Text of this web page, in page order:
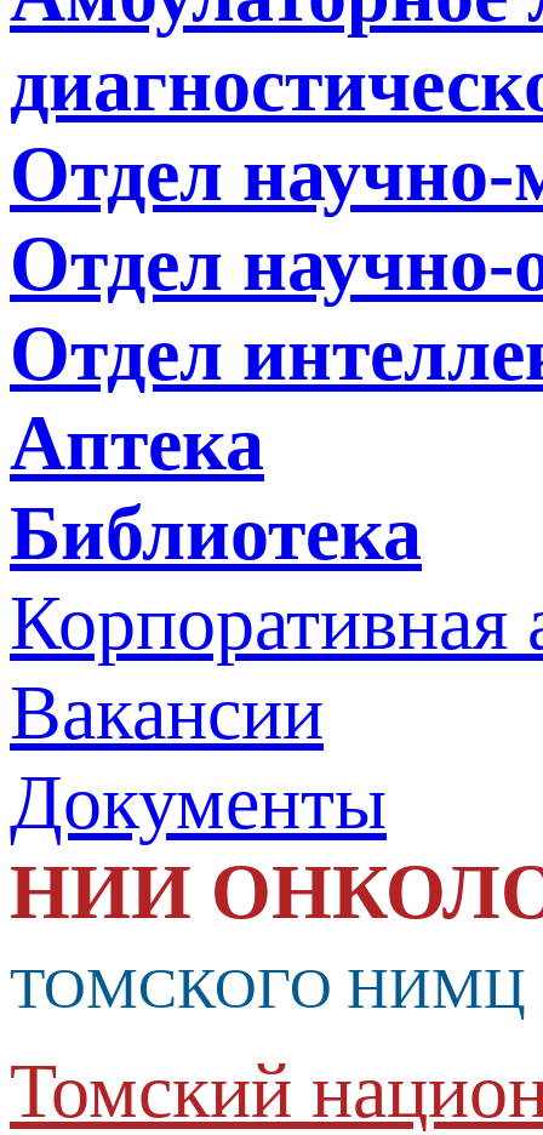
Отдел
Отдел научно-
Отдел
Аптека
Библиотека
Корпоративная
Вакансии
Документы
НИИ
ТОМСКОГО НИМЦ
Томский